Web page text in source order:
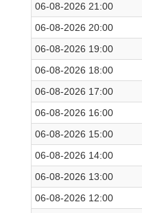
06-08-2026 21:00
06-08-2026 20:00
06-08-2026 19:00
06-08-2026 18:00
06-08-2026 17:00
06-08-2026 16:00
06-08-2026 15:00
06-08-2026 14:00
06-08-2026 13:00
06-08-2026 12:00